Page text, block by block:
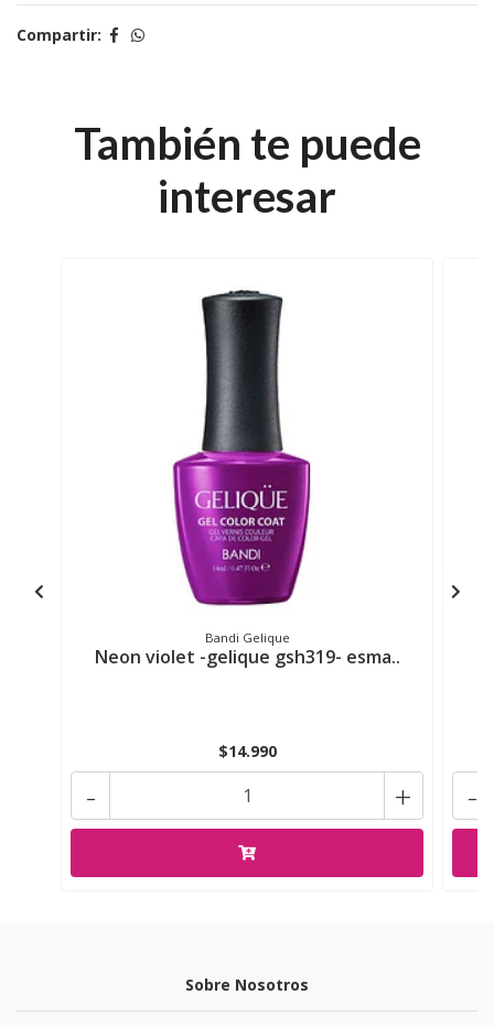
Compartir:
También te puede
interesar
Bandi Gelique
Neon violet -gelique gsh319- esma..
$14.990
+
- -
Sobre Nosotros